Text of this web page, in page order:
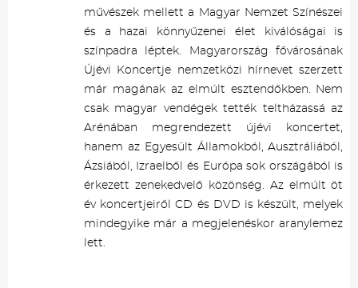
művészek mellett a Magyar Nemzet Színészei
és a hazai könnyűzenei élet kiválóságai is
színpadra léptek. Magyarország fővárosának
Újévi Koncertje nemzetközi hírnevet szerzett
már magának az elmúlt esztendőkben. Nem
csak magyar vendégek tették teltházassá az
Arénában megrendezett újévi koncertet,
hanem az Egyesült Államokból, Ausztráliából,
Ázsiából, Izraelből és Európa sok országából is
érkezett zenekedvelő közönség. Az elmúlt öt
év koncertjeiről CD és DVD is készült, melyek
mindegyike már a megjelenéskor aranylemez
lett.